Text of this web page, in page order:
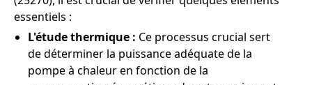
essentiels :
L'étude thermique : Ce processus crucial sert
de déterminer la puissance adéquate de la
pompe à chaleur en fonction de la